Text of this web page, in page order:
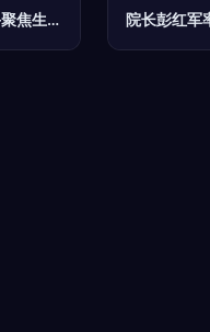
对林业产业现代化发展趋势的观察与思考——聚焦生物质能技术服务